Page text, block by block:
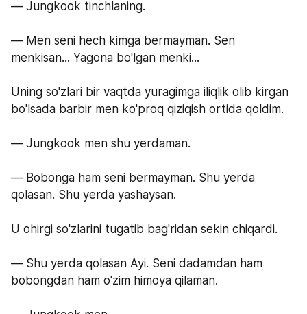
— Jungkook tinchlaning.
— Men seni hech kimga bermayman. Sen
menkisan... Yagona bo'lgan menki...
Uning so'zlari bir vaqtda yuragimga iliqlik olib kirgan
bo'lsada barbir men ko'proq qiziqish ortida qoldim.
— Jungkook men shu yerdaman.
— Bobonga ham seni bermayman. Shu yerda
qolasan. Shu yerda yashaysan.
U ohirgi so'zlarini tugatib bag'ridan sekin chiqardi.
— Shu yerda qolasan Ayi. Seni dadamdan ham
bobongdan ham o'zim himoya qilaman.